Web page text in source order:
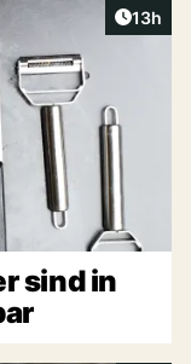
Artikel
13h
sind in